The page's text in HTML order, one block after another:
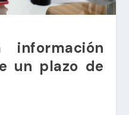
un plazo de